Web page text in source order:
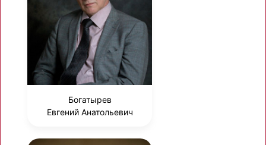
Богатырев
Евгений Анатольевич